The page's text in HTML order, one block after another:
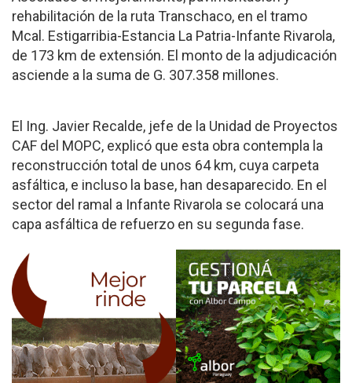
rehabilitación de la ruta Transchaco, en el tramo
Mcal. Estigarribia-Estancia La Patria-Infante Rivarola,
de 173 km de extensión. El monto de la adjudicación
asciende a la suma de G. 307.358 millones.
El Ing. Javier Recalde, jefe de la Unidad de Proyectos
CAF del MOPC, explicó que esta obra contempla la
reconstrucción total de unos 64 km, cuya carpeta
asfáltica, e incluso la base, han desaparecido. En el
sector del ramal a Infante Rivarola se colocará una
capa asfáltica de refuerzo en su segunda fase.